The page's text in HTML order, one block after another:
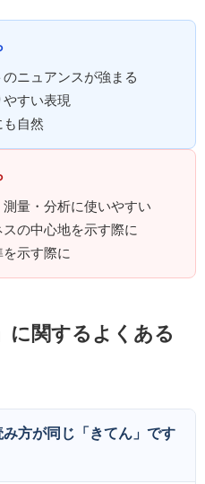
のニュアンスが強まる
やすい表現
も自然
測量・分析に使いやすい
スの中心地を示す際に
示す際に
に関するよくある
方が同じ「きてん」です